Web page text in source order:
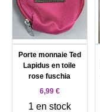
Porte monnaie Ted
Lapidus en toile
rose fuschia
6,99 €
1 en stock